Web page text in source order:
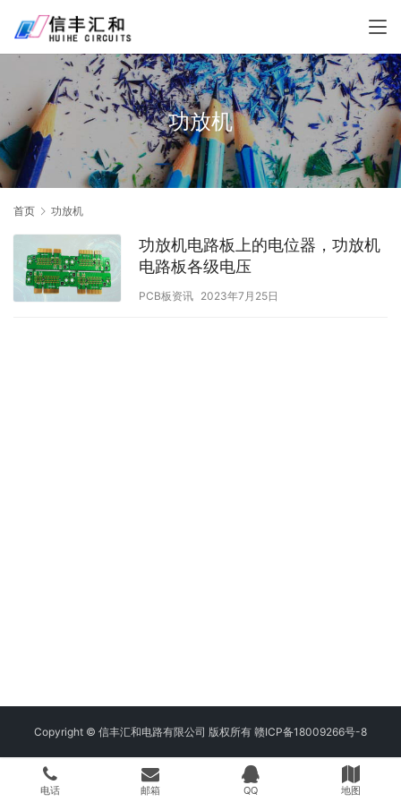
功放机
首页 功放机
功放机电路板上的电位器，功放机
电路板各级电压
PCB板资讯 2023年7月25日
Copyright © 信丰汇和电路有限公司 版权所有 赣ICP备18009266号-8
电话 邮箱 QQ 地图